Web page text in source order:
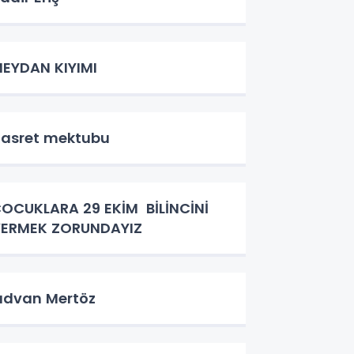
KIYIMI
mektubu
29 EKİM BİLİNCİNİ
ZORUNDAYIZ
Mertöz